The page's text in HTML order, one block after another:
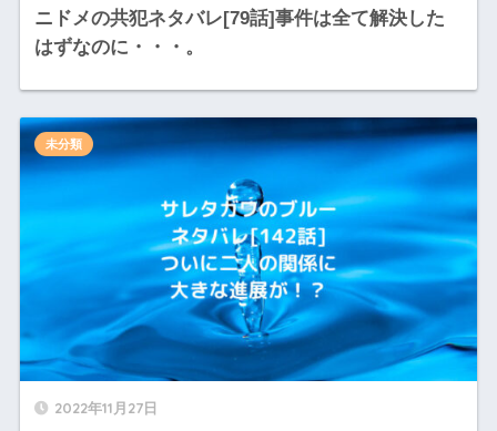
ニドメの共犯ネタバレ[79話]事件は全て解決した
はずなのに・・・。
2022年11月27日
未分類